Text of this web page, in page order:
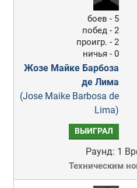
боев - 5
побед - 2
проигр. - 2
ничья - 0
Жозе Майке Барбоза
де Лима
(Jose Maike Barbosa de
Lima)
ВЫИГРАЛ
Раунд: 1
Техническим